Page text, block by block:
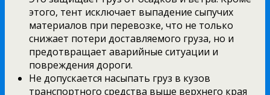
этого, тент исключает выпадение сыпучих
материалов при перевозке, что не только
снижает потери доставляемого груза, но и
предотвращает аварийные ситуации и
повреждения дороги.
Не допускается насыпать груз в кузов
транспортного средства выше верхнего края